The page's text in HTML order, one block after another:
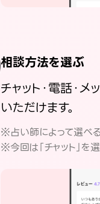
相談方法を選ぶ
チャット・電話・
いただけます。
※占い師によって選べ
※今回は「チャット」を